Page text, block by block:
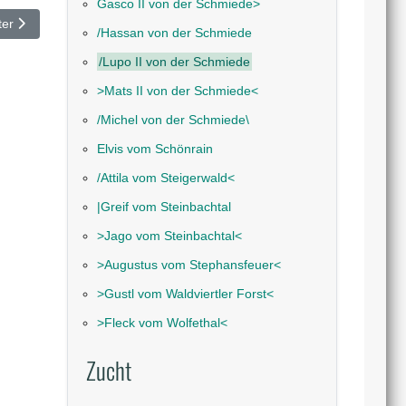
Beitrag: ˃Mats II von der Schmiede˂
Gasco II von der Schmiede˃
/Hassan von der Schmiede
/Lupo II von der Schmiede
˃Mats II von der Schmiede˂
/Michel von der Schmiede\
Elvis vom Schönrain
/Attila vom Steigerwald˂
|Greif vom Steinbachtal
˃Jago vom Steinbachtal˂
˃Augustus vom Stephansfeuer˂
˃Gustl vom Waldviertler Forst˂
˃Fleck vom Wolfethal˂
Zucht